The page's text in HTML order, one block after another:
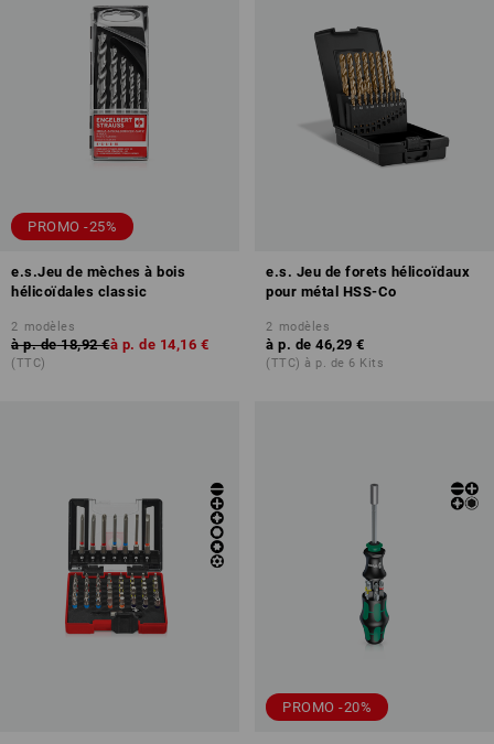
PROMO -25%
e.s.Jeu de mèches à bois
hélicoïdales classic
2 modèles
à p. de 18,92 €à p. de 14,16 €
(TTC)
e.s. Jeu de forets hélicoïdaux
pour métal HSS-Co
2 modèles
à p. de 46,29 €
(TTC) à p. de 6 Kits
PROMO -20%